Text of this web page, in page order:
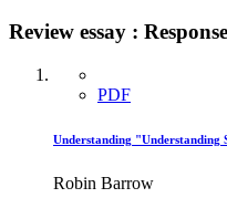
Review essay : Response
PDF
Understanding "Understanding
Robin Barrow